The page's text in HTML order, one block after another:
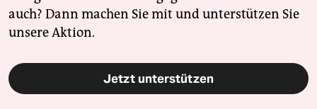
auch? Dann machen Sie mit und unterstützen Sie
unsere Aktion.
Jetzt unterstützen